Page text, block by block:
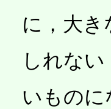
に，大
しれな
いものに